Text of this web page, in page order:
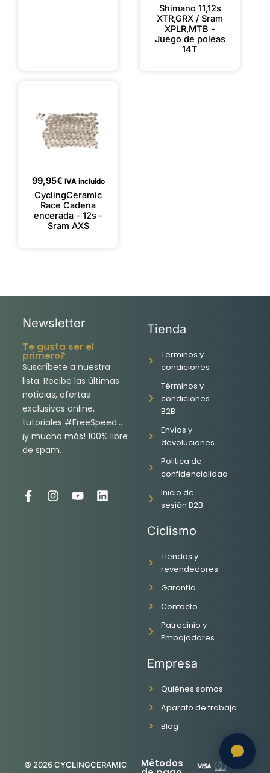
Shimano 11,12s
XTR,GRX / Sram
XPLR,MTB -
Juego de poleas
14T
99,95€ IVA incluido
CyclingCeramic
Race Cadena
encerada - 12s -
Sram AXS
Newsletter
Te gusta ser el
primero?
Suscríbete a nuestra
lista. Recibe las últimas
noticias, ofertas
exclusivas online,
tutoriales #FreeSpeed…
¡y mucho más! 100% libre
de spam.
F
I
Y
L
Tienda
Terminos y
condiciones
Términos y
condiciones
B2B
Envíos y
devoluciones
Politica de
confidencialidad
Inicio de
sesión B2B
Ciclismo
Tiendas y
revendedores
Garantía
Contacto
Patrocinio y
Embajadores
Empresa
Quiénes somos
Aparato de trabajo
Blog
© 2026 CYCLINGCERAMIC
Métodos